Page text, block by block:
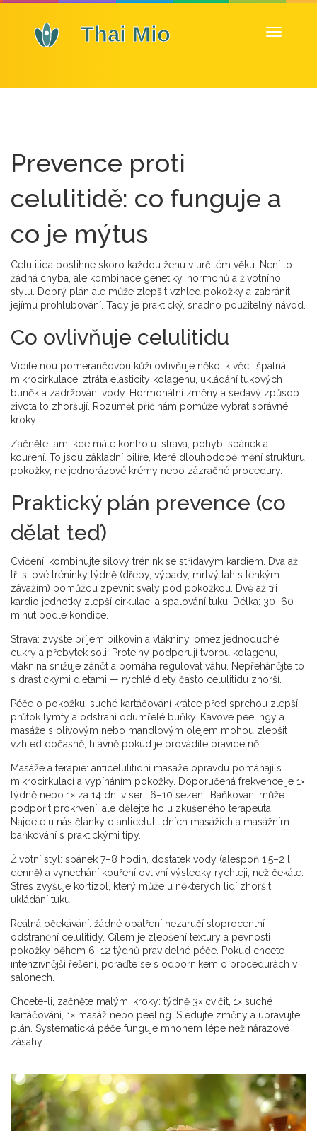
Zobrazit
Prevence proti
celulitidě: co funguje a
co je mýtus
Celulitida postihne skoro každou ženu v určitém věku. Není to
žádná chyba, ale kombinace genetiky, hormonů a životního
stylu. Dobrý plán ale může zlepšit vzhled pokožky a zabránit
jejímu prohlubování. Tady je praktický, snadno použitelný návod.
Co ovlivňuje celulitidu
Viditelnou pomerančovou kůži ovlivňuje několik věcí: špatná
mikrocirkulace, ztráta elasticity kolagenu, ukládání tukových
buněk a zadržování vody. Hormonální změny a sedavý způsob
života to zhoršují. Rozumět příčinám pomůže vybrat správné
kroky.
Začněte tam, kde máte kontrolu: strava, pohyb, spánek a
kouření. To jsou základní pilíře, které dlouhodobě mění strukturu
pokožky, ne jednorázové krémy nebo zázračné procedury.
Praktický plán prevence (co
dělat teď)
Cvičení: kombinujte silový trénink se střídavým kardiem. Dva až
tři silové tréninky týdně (dřepy, výpady, mrtvý tah s lehkým
závažím) pomůžou zpevnit svaly pod pokožkou. Dvě až tři
kardio jednotky zlepší cirkulaci a spalování tuku. Délka: 30–60
minut podle kondice.
Strava: zvyšte příjem bílkovin a vlákniny, omez jednoduché
cukry a přebytek soli. Proteiny podporují tvorbu kolagenu,
vláknina snižuje zánět a pomáhá regulovat váhu. Nepřehánějte to
s drastickými dietami — rychlé diety často celulitidu zhorší.
Péče o pokožku: suché kartáčování krátce před sprchou zlepší
průtok lymfy a odstraní odumřelé buňky. Kávové peelingy a
masáže s olivovým nebo mandlovým olejem mohou zlepšit
vzhled dočasně, hlavně pokud je provádíte pravidelně.
Masáže a terapie: anticelulitidní masáže opravdu pomáhají s
mikrocirkulací a vypínáním pokožky. Doporučená frekvence je 1×
týdně nebo 1× za 14 dní v sérii 6–10 sezení. Baňkování může
podpořit prokrvení, ale dělejte ho u zkušeného terapeuta.
Najdete u nás články o anticelulitidních masážích a masážním
baňkování s praktickými tipy.
Životní styl: spánek 7–8 hodin, dostatek vody (alespoň 1,5–2 l
denně) a vynechání kouření ovlivní výsledky rychleji, než čekáte.
Stres zvyšuje kortizol, který může u některých lidí zhoršit
ukládání tuku.
Reálná očekávání: žádné opatření nezaručí stoprocentní
odstranění celulitidy. Cílem je zlepšení textury a pevnosti
pokožky během 6–12 týdnů pravidelné péče. Pokud chcete
intenzivnější řešení, poraďte se s odborníkem o procedurách v
salonech.
Chcete-li, začněte malými kroky: týdně 3× cvičit, 1× suché
kartáčování, 1× masáž nebo peeling. Sledujte změny a upravujte
plán. Systematická péče funguje mnohem lépe než nárazové
zásahy.